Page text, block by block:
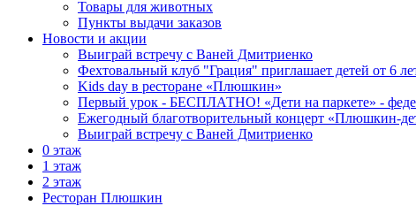
Товары для животных
Пункты выдачи заказов
Новости и акции
Выиграй встречу с Ваней Дмитриенко
Фехтовальный клуб "Грация" приглашает детей от 6
Kids day в ресторане «Плюшкин»
Первый урок - БЕСПЛАТНО! «Дети на паркете» -
Ежегодный благотворительный концерт «Плюшкин-
Выиграй встречу с Ваней Дмитриенко
0 этаж
1 этаж
2 этаж
Ресторан Плюшкин